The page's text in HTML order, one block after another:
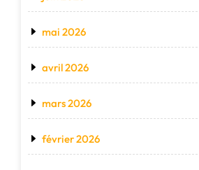
mai 2026
avril 2026
mars 2026
février 2026